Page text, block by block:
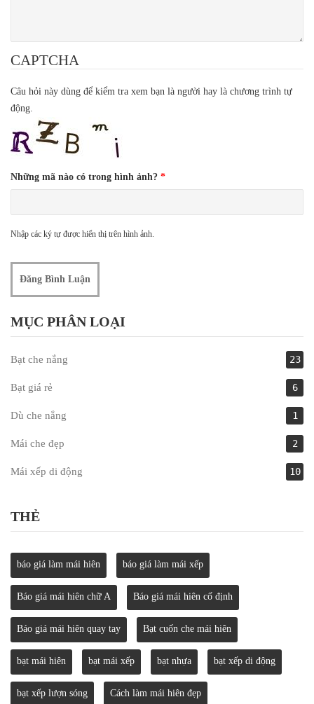
CAPTCHA
Câu hỏi này dùng để kiểm tra xem bạn là người hay là chương trình tự
động.
Những mã nào có trong hình ảnh? *
Nhập các ký tự được hiển thị trên hình ảnh.
MỤC PHÂN LOẠI
Bạt che nắng 23
Bạt giá rẻ 6
Dù che nắng 1
Mái che đẹp 2
Mái xếp di động 10
THẺ
báo giá làm mái hiên báo giá làm mái xếp
Báo giá mái hiên chữ A Báo giá mái hiên cố định
Báo giá mái hiên quay tay Bạt cuốn che mái hiên
bạt mái hiên bạt mái xếp bạt nhựa bạt xếp di động
bạt xếp lượn sóng Cách làm mái hiên đẹp